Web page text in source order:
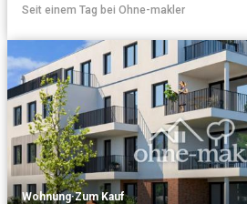
Seit einem Tag bei Ohne-makler
Wohnung·Zum Kauf